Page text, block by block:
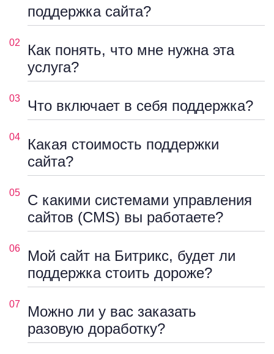
поддержка сайта?
02
Как понять, что мне нужна эта
услуга?
03 Что включает в себя поддержка?
04
Какая стоимость поддержки
сайта?
05
С какими системами управления
сайтов (CMS) вы работаете?
06
Мой сайт на Битрикс, будет ли
поддержка стоить дороже?
07
Можно ли у вас заказать
разовую доработку?